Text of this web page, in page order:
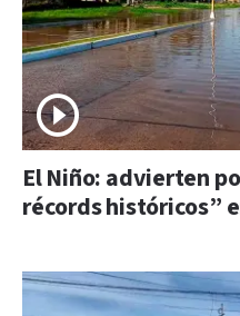
El Niño: advierten
récords históricos”